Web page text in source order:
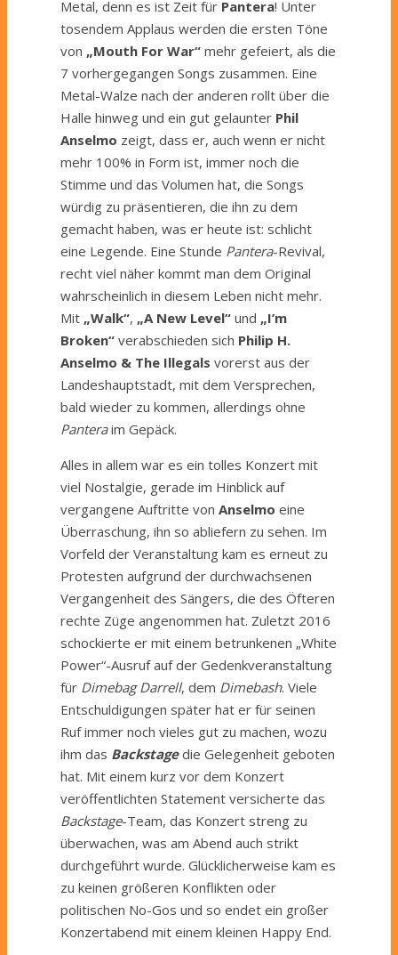
Metal, denn es ist Zeit für Pantera! Unter
tosendem Applaus werden die ersten Töne
von „Mouth For War“ mehr gefeiert, als die
7 vorhergegangen Songs zusammen. Eine
Metal-Walze nach der anderen rollt über die
Halle hinweg und ein gut gelaunter Phil
Anselmo zeigt, dass er, auch wenn er nicht
mehr 100% in Form ist, immer noch die
Stimme und das Volumen hat, die Songs
würdig zu präsentieren, die ihn zu dem
gemacht haben, was er heute ist: schlicht
eine Legende. Eine Stunde Pantera-Revival,
recht viel näher kommt man dem Original
wahrscheinlich in diesem Leben nicht mehr.
Mit „Walk“, „A New Level“ und „I’m
Broken“ verabschieden sich Philip H.
Anselmo & The Illegals vorerst aus der
Landeshauptstadt, mit dem Versprechen,
bald wieder zu kommen, allerdings ohne
Panteraim Gepäck.
Alles in allem war es ein tolles Konzert mit
viel Nostalgie, gerade im Hinblick auf
vergangene Auftritte von Anselmo eine
Überraschung, ihn so abliefern zu sehen. Im
Vorfeld der Veranstaltung kam es erneut zu
Protesten aufgrund der durchwachsenen
Vergangenheit des Sängers, die des Öfteren
rechte Züge angenommen hat. Zuletzt 2016
schockierte er mit einem betrunkenen „White
Power“-Ausruf auf der Gedenkveranstaltung
für Dimebag Darrell, dem Dimebash. Viele
Entschuldigungen später hat er für seinen
Ruf immer noch vieles gut zu machen, wozu
ihm das Backstagedie Gelegenheit geboten
hat. Mit einem kurz vor dem Konzert
veröffentlichten Statement versicherte das
Backstage-Team, das Konzert streng zu
überwachen, was am Abend auch strikt
durchgeführt wurde. Glücklicherweise kam es
zu keinen größeren Konflikten oder
politischen No-Gos und so endet ein großer
Konzertabend mit einem kleinen Happy End.